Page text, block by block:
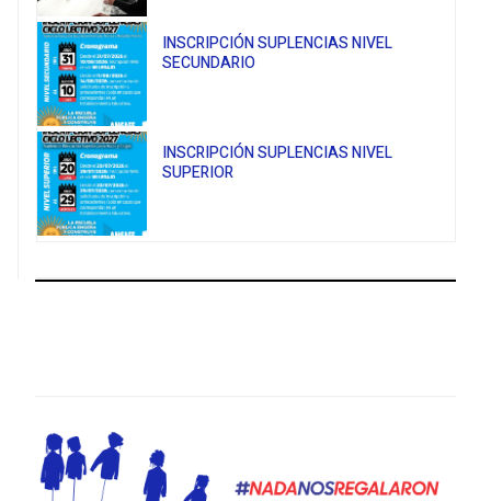
INSCRIPCIÓN SUPLENCIAS NIVEL
SECUNDARIO
INSCRIPCIÓN SUPLENCIAS NIVEL
SUPERIOR